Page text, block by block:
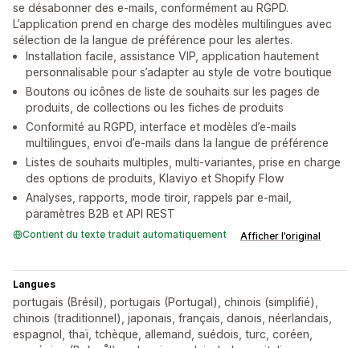
se désabonner des e-mails, conformément au RGPD.
L’application prend en charge des modèles multilingues avec
sélection de la langue de préférence pour les alertes.
Installation facile, assistance VIP, application hautement
personnalisable pour s’adapter au style de votre boutique
Boutons ou icônes de liste de souhaits sur les pages de
produits, de collections ou les fiches de produits
Conformité au RGPD, interface et modèles d’e-mails
multilingues, envoi d’e-mails dans la langue de préférence
Listes de souhaits multiples, multi-variantes, prise en charge
des options de produits, Klaviyo et Shopify Flow
Analyses, rapports, mode tiroir, rappels par e-mail,
paramètres B2B et API REST
Contient du texte traduit automatiquement Afficher l’original
Langues
portugais (Brésil), portugais (Portugal), chinois (simplifié),
chinois (traditionnel), japonais, français, danois, néerlandais,
espagnol, thaï, tchèque, allemand, suédois, turc, coréen,